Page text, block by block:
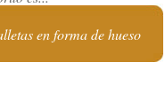
en forma de hueso